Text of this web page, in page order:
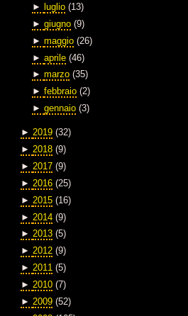
► luglio (13)
► giugno (9)
► maggio (26)
► aprile (46)
► marzo (35)
► febbraio (2)
► gennaio (3)
► 2019 (32)
► 2018 (9)
► 2017 (9)
► 2016 (25)
► 2015 (16)
► 2014 (9)
► 2013 (5)
► 2012 (9)
► 2011 (5)
► 2010 (7)
► 2009 (52)